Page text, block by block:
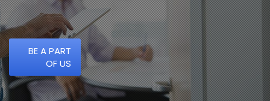
BE A PART
OF US